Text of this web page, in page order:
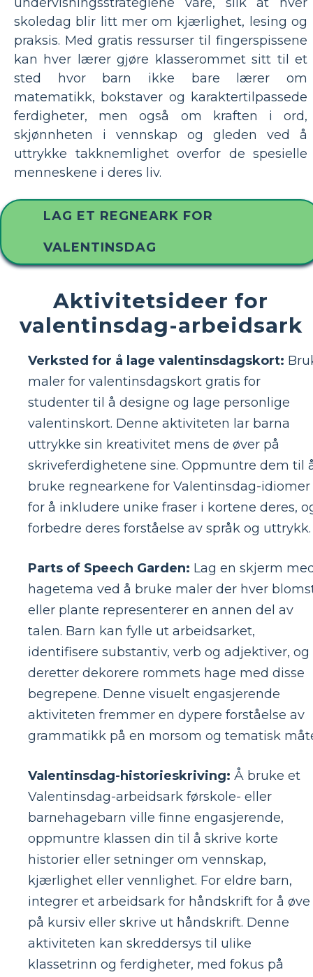
skoledag blir litt mer om kjærlighet, lesing og
praksis. Med gratis ressurser til fingerspissene
kan hver lærer gjøre klasserommet sitt til et
sted hvor barn ikke bare lærer om
matematikk, bokstaver og karaktertilpassede
ferdigheter, men også om kraften i ord,
skjønnheten i vennskap og gleden ved å
uttrykke takknemlighet overfor de spesielle
menneskene i deres liv.
LAG ET REGNEARK FOR
VALENTINSDAG
Aktivitetsideer for
valentinsdag-arbeidsark
Verksted for å lage valentinsdagskort:
maler for valentinsdagskort gratis for
studenter til å designe og lage personlige
valentinskort. Denne aktiviteten lar barna
uttrykke sin kreativitet mens de øver på
skriveferdighetene sine. Oppmuntre dem til
bruke regnearkene for Valentinsdag-idiomer
for å inkludere unike fraser i kortene deres,
forbedre deres forståelse av språk og uttrykk.
Parts of Speech Garden: Lag en skjerm
hagetema ved å bruke maler der hver
eller plante representerer en annen del av
talen. Barn kan fylle ut arbeidsarket,
identifisere substantiv, verb og adjektiver, og
deretter dekorere rommets hage med disse
begrepene. Denne visuelt engasjerende
aktiviteten fremmer en dypere forståelse av
grammatikk på en morsom og tematisk
Valentinsdag-historieskriving: Å bruke et
Valentinsdag-arbeidsark førskole- eller
barnehagebarn ville finne engasjerende,
oppmuntre klassen din til å skrive korte
historier eller setninger om vennskap,
kjærlighet eller vennlighet. For eldre barn,
integrer et arbeidsark for håndskrift for å øve
på kursiv eller skrive ut håndskrift. Denne
aktiviteten kan skreddersys til ulike
klassetrinn og ferdigheter, med fokus på